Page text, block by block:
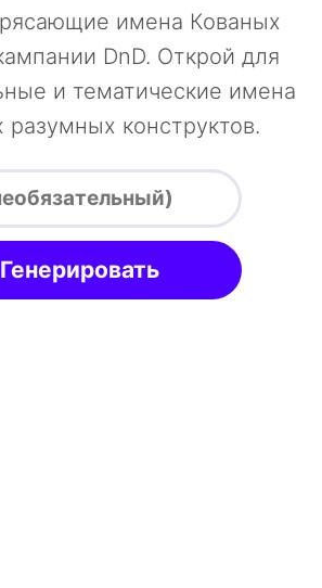
имена Кованых
DnD. Открой для
и тематические имена
разумных конструктов.
Генерировать